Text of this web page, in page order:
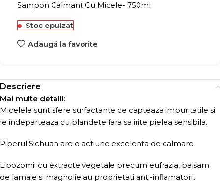
Sampon Calmant Cu Micele- 750ml
Stoc epuizat
Adaugă la favorite
Descriere
Mai multe detalii:
Micelele sunt sfere surfactante ce capteaza impuritatile si
le indeparteaza cu blandete fara sa irite pielea sensibila.
Piperul Sichuan are o actiune excelenta de calmare.
Lipozomii cu extracte vegetale precum eufrazia, balsam
de lamaie si magnolie au proprietati anti-inflamatorii.